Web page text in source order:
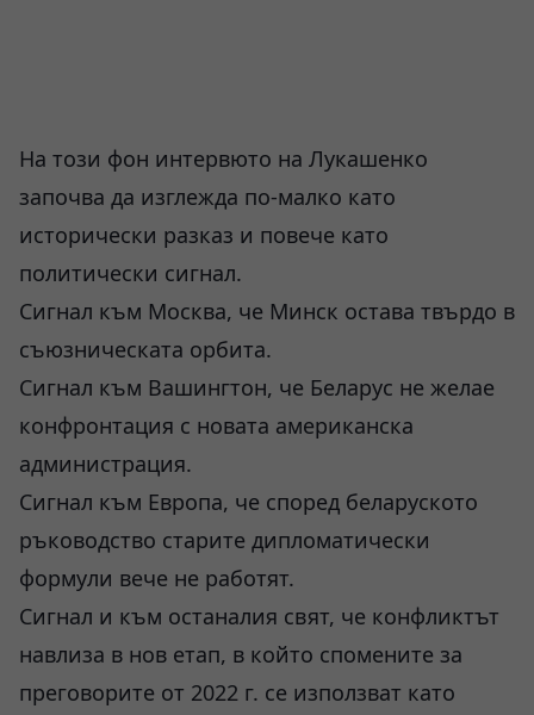
На този фон интервюто на Лукашенко
започва да изглежда по-малко като
исторически разказ и повече като
политически сигнал.
Сигнал към Москва, че Минск остава твърдо в
съюзническата орбита.
Сигнал към Вашингтон, че Беларус не желае
конфронтация с новата американска
администрация.
Сигнал към Европа, че според беларуското
ръководство старите дипломатически
формули вече не работят.
Сигнал и към останалия свят, че конфликтът
навлиза в нов етап, в който спомените за
преговорите от 2022 г. се използват като